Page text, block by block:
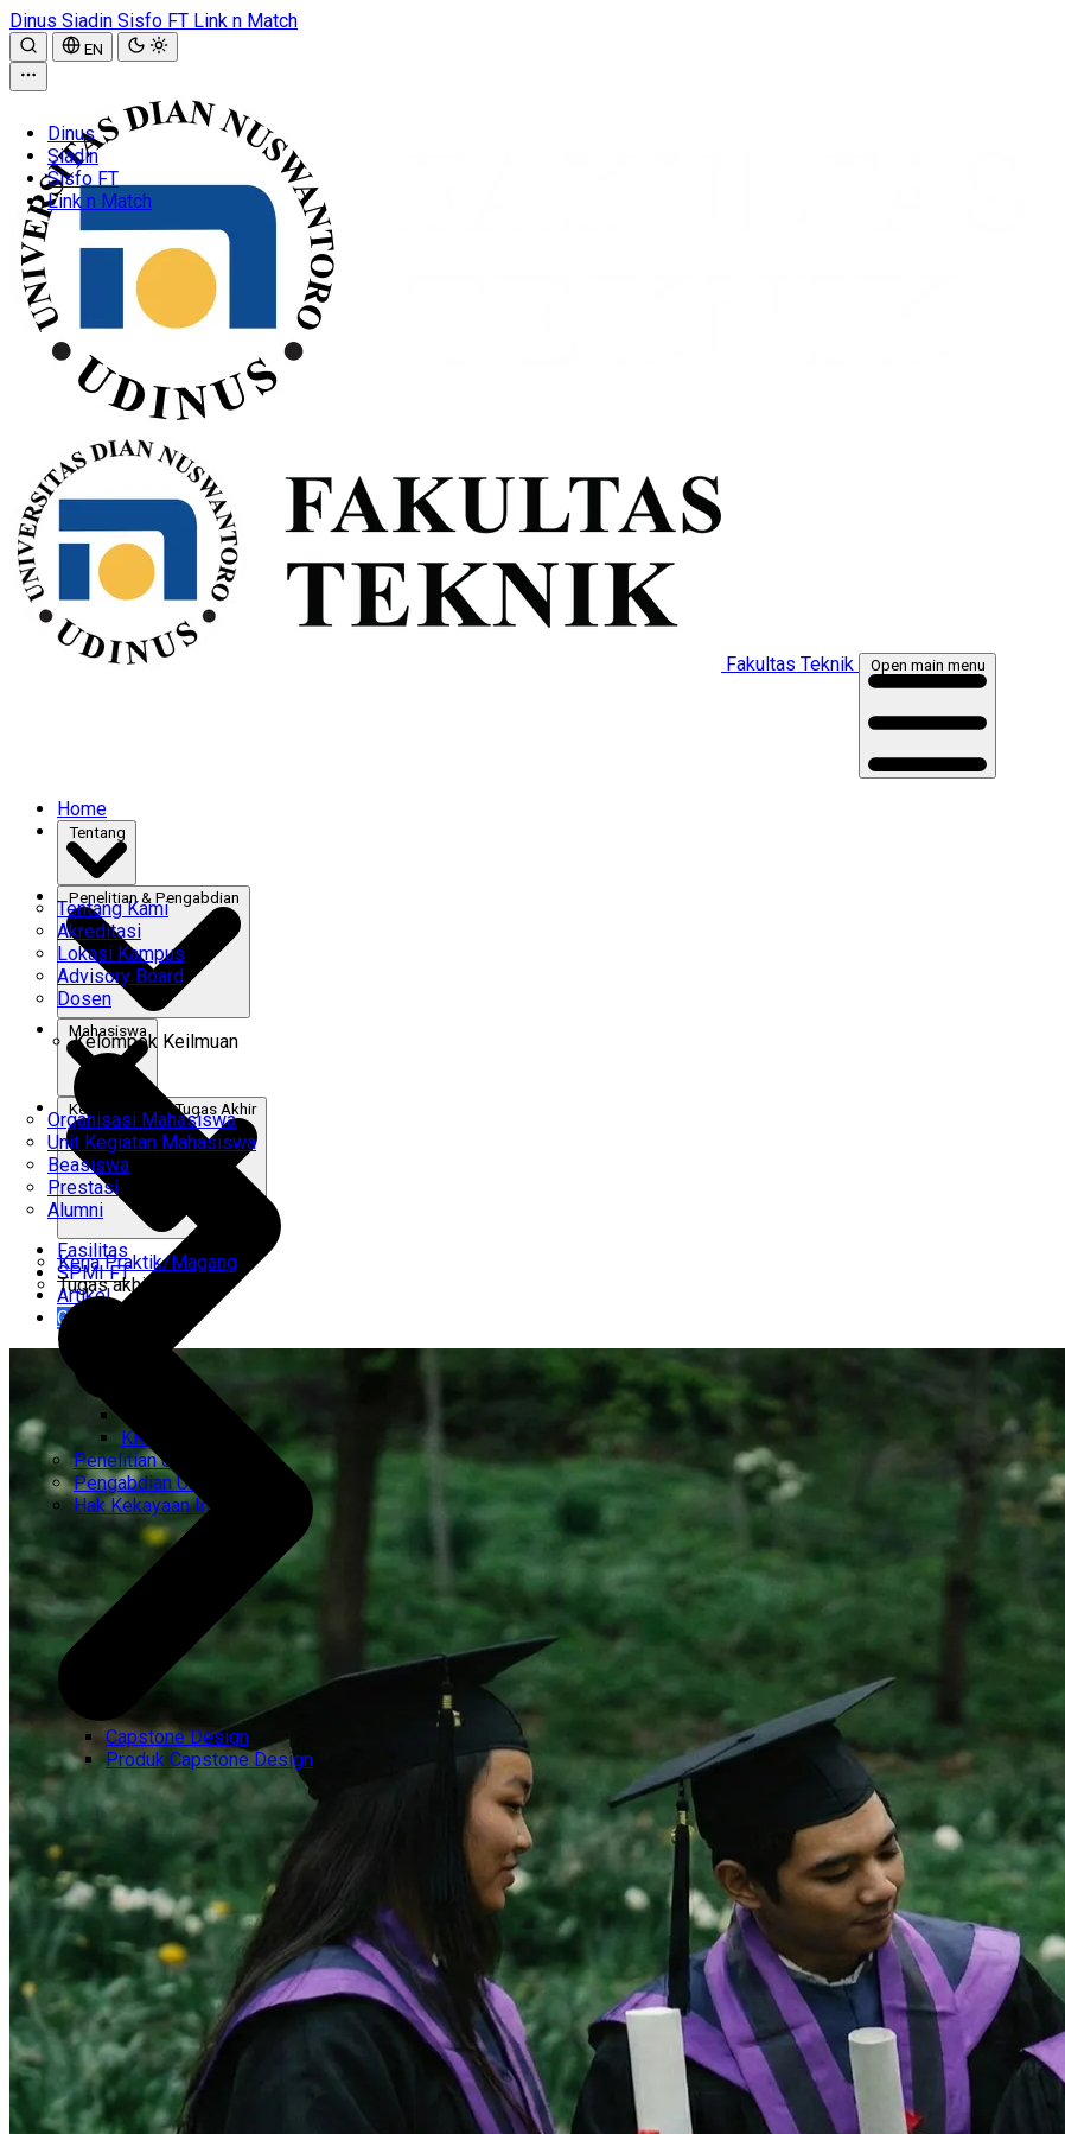
Dinus Siadin Sisfo FT Link n Match
EN
Dinus
Siadin
Sisfo FT
Link n Match
Fakultas Teknik Open main menu
Home
Tentang Kami
Akreditasi
Lokasi Kampus
Advisory Board
Dosen
Kelompok Keilmuan
CEMTI
KK Regresi
Penelitian Unggulan
Pengabdian Unggulan
Hak Kekayaan Intelektual
Mahasiswa
Organisasi Mahasiswa
Unit Kegiatan Mahasiswa
Beasiswa
Prestasi
Alumni
Kerja Praktik & Tugas Akhir
Kerja Praktik/Magang
Tugas akhir
Capstone Design
Produk Capstone Design
Fasilitas
SPMI FT
Artikel
Gabung Kami